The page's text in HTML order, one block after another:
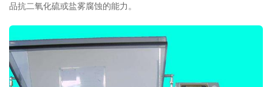
品抗二氧化硫或盐雾腐蚀的能力。